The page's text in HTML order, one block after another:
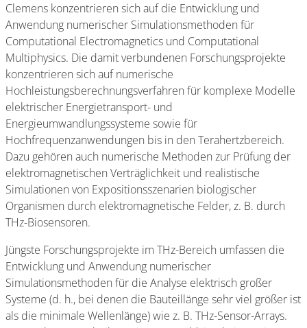
Clemens konzentrieren sich auf die Entwicklung und
Anwendung numerischer Simulationsmethoden für
Computational Electromagnetics und Computational
Multiphysics. Die damit verbundenen Forschungsprojekte
konzentrieren sich auf numerische
Hochleistungsberechnungsverfahren für komplexe Modelle
elektrischer Energietransport- und
Energieumwandlungssysteme sowie für
Hochfrequenzanwendungen bis in den Terahertzbereich.
Dazu gehören auch numerische Methoden zur Prüfung der
elektromagnetischen Verträglichkeit und realistische
Simulationen von Expositionsszenarien biologischer
Organismen durch elektromagnetische Felder, z. B. durch
THz-Biosensoren.
Jüngste Forschungsprojekte im THz-Bereich umfassen die
Entwicklung und Anwendung numerischer
Simulationsmethoden für die Analyse elektrisch großer
Systeme (d. h., bei denen die Bauteillänge sehr viel größer ist
als die minimale Wellenlänge) wie z. B. THz-Sensor-Arrays.